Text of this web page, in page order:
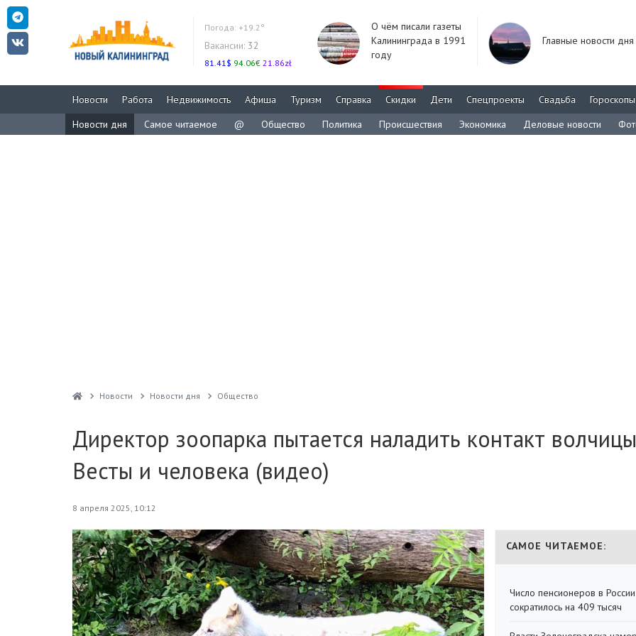
Погода: +19.2°
Вакансии: 32
81.41$ 94.06€ 21.86zł
О чём писали газеты
Калининграда в 1991
году
Главные новости дня
Новости Работа Недвижимость Афиша Туризм Справка Скидки Дети Спецпроекты Свадьба
Гороскопы
Новости дня
Самое читаемое @ Общество Политика Происшествия Экономика Деловые новости
Новости Новости дня Общество
Директор зоопарка пытается наладить контакт волчицы
Весты и человека (видео)
8 апреля 2025, 10:12
САМОЕ ЧИТАЕМОЕ:
Число пенсионеров в
сократилось на 409 тысяч